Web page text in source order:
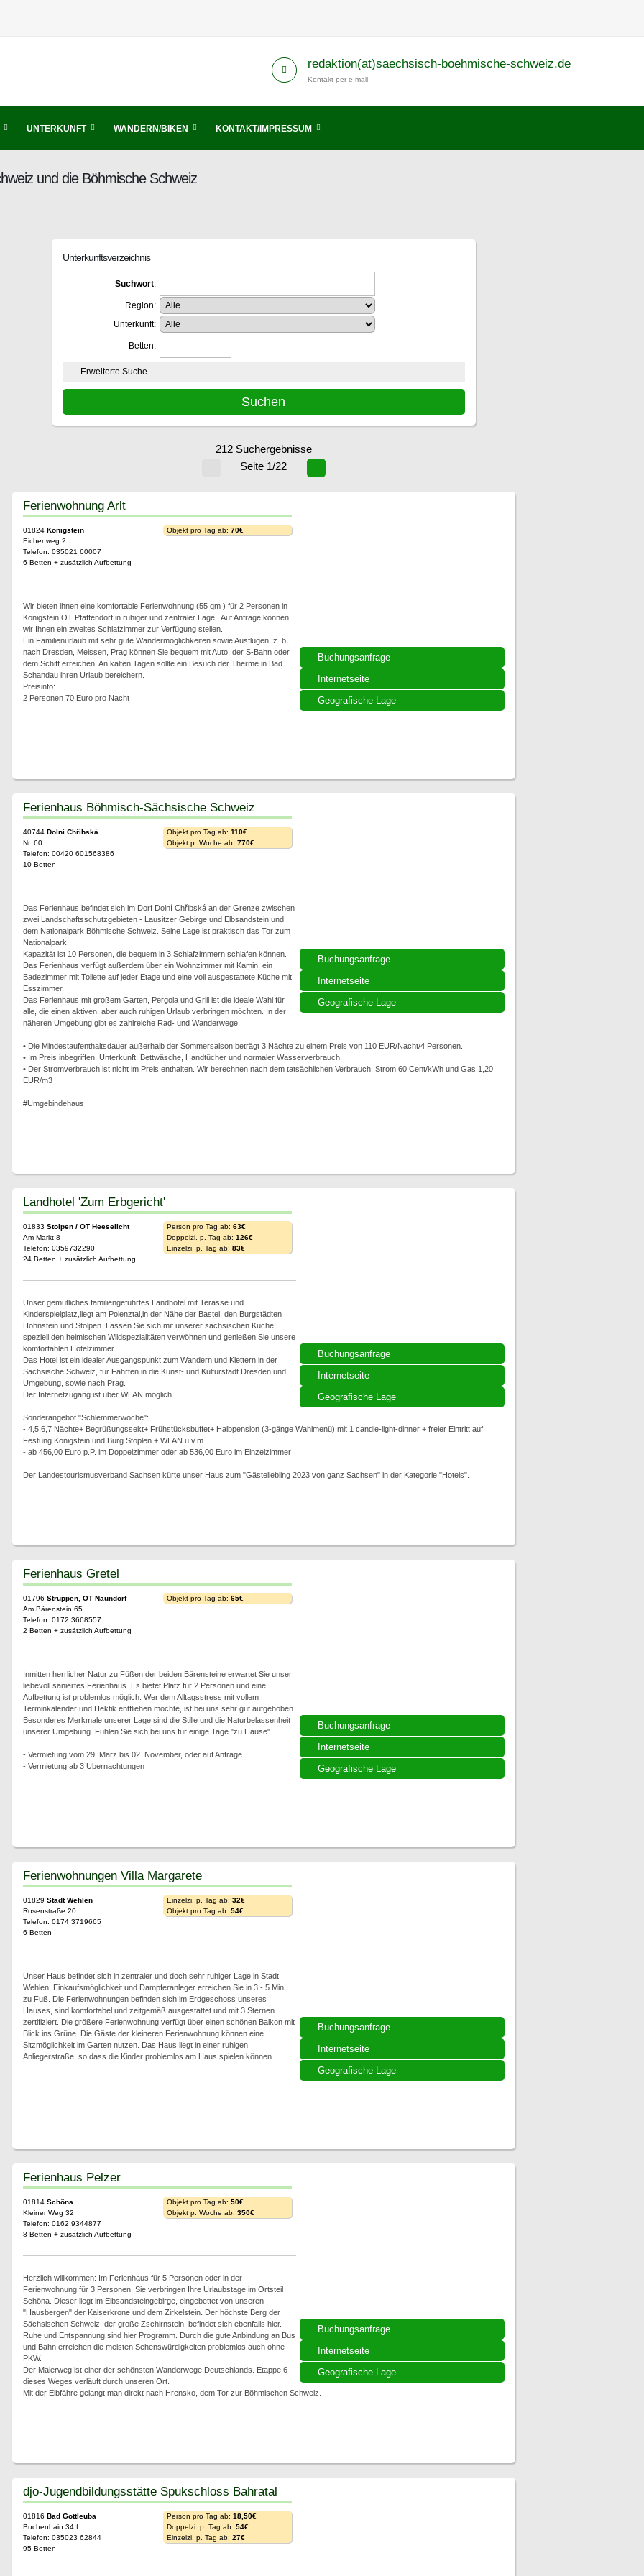
redaktion(at)saechsisch-boehmische-schweiz.de
Kontakt per e-mail
UNTERKUNFT WANDERN/BIKEN KONTAKT/IMPRESSUM
und die Böhmische Schweiz
Unterkunftsverzeichnis
Suchwort:
Region:
Unterkunft:
Betten:
Erweiterte Suche
212 Suchergebnisse
Seite 1/22
Buchungsanfrage
Internetseite
Geografische Lage
Ferienwohnung Arlt
01824 Königstein
Eichenweg 2
Telefon: 035021 60007
6 Betten + zusätzlich Aufbettung
Objekt pro Tag ab: 70€
Wir bieten ihnen eine komfortable Ferienwohnung (55 qm ) für 2 Personen in
Königstein OT Pfaffendorf in ruhiger und zentraler Lage . Auf Anfrage können
wir Ihnen ein zweites Schlafzimmer zur Verfügung stellen.
Ein Familienurlaub mit sehr gute Wandermöglichkeiten sowie Ausflügen, z. b.
nach Dresden, Meissen, Prag können Sie bequem mit Auto, der S-Bahn oder
dem Schiff erreichen. An kalten Tagen sollte ein Besuch der Therme in Bad
Schandau ihren Urlaub bereichern.
Preisinfo:
2 Personen 70 Euro pro Nacht
Buchungsanfrage
Internetseite
Geografische Lage
Ferienhaus Böhmisch-Sächsische Schweiz
40744 Dolní Chřibská
Nr. 60
Telefon: 00420 601568386
10 Betten
Objekt pro Tag ab: 110€
Objekt p. Woche ab: 770€
Das Ferienhaus befindet sich im Dorf Dolní Chřibská an der Grenze zwischen
zwei Landschaftsschutzgebieten - Lausitzer Gebirge und Elbsandstein und
dem Nationalpark Böhmische Schweiz. Seine Lage ist praktisch das Tor zum
Nationalpark.
Kapazität ist 10 Personen, die bequem in 3 Schlafzimmern schlafen können.
Das Ferienhaus verfügt außerdem über ein Wohnzimmer mit Kamin, ein
Badezimmer mit Toilette auf jeder Etage und eine voll ausgestattete Küche mit
Esszimmer.
Das Ferienhaus mit großem Garten, Pergola und Grill ist die ideale Wahl für
alle, die einen aktiven, aber auch ruhigen Urlaub verbringen möchten. In der
näheren Umgebung gibt es zahlreiche Rad- und Wanderwege.
• Die Mindestaufenthaltsdauer außerhalb der Sommersaison beträgt 3 Nächte zu einem Preis von 110 EUR/Nacht/4 Personen.
• Im Preis inbegriffen: Unterkunft, Bettwäsche, Handtücher und normaler Wasserverbrauch.
• Der Stromverbrauch ist nicht im Preis enthalten. Wir berechnen nach dem tatsächlichen Verbrauch: Strom 60 Cent/kWh und Gas 1,20
EUR/m3
#Umgebindehaus
Buchungsanfrage
Internetseite
Geografische Lage
Landhotel 'Zum Erbgericht'
01833 Stolpen / OT Heeselicht
Am Markt 8
Telefon: 0359732290
24 Betten + zusätzlich Aufbettung
Person pro Tag ab: 63€
Doppelzi. p. Tag ab: 126€
Einzelzi. p. Tag ab: 83€
Unser gemütliches familiengeführtes Landhotel mit Terasse und
Kinderspielplatz,liegt am Polenztal,in der Nähe der Bastei, den Burgstädten
Hohnstein und Stolpen. Lassen Sie sich mit unserer sächsischen Küche;
speziell den heimischen Wildspezialitäten verwöhnen und genießen Sie unsere
komfortablen Hotelzimmer.
Das Hotel ist ein idealer Ausgangspunkt zum Wandern und Klettern in der
Sächsische Schweiz, für Fahrten in die Kunst- und Kulturstadt Dresden und
Umgebung, sowie nach Prag.
Der Internetzugang ist über WLAN möglich.
Sonderangebot "Schlemmerwoche":
- 4,5,6,7 Nächte+ Begrüßungssekt+ Frühstücksbuffet+ Halbpension (3-gänge Wahlmenü) mit 1 candle-light-dinner + freier Eintritt auf
Festung Königstein und Burg Stoplen + WLAN u.v.m.
- ab 456,00 Euro p.P. im Doppelzimmer oder ab 536,00 Euro im Einzelzimmer
Der Landestourismusverband Sachsen kürte unser Haus zum "Gästeliebling 2023 von ganz Sachsen" in der Kategorie "Hotels".
Buchungsanfrage
Internetseite
Geografische Lage
Ferienhaus Gretel
01796 Struppen, OT Naundorf
Am Bärenstein 65
Telefon: 0172 3668557
2 Betten + zusätzlich Aufbettung
Objekt pro Tag ab: 65€
Inmitten herrlicher Natur zu Füßen der beiden Bärensteine erwartet Sie unser
liebevoll saniertes Ferienhaus. Es bietet Platz für 2 Personen und eine
Aufbettung ist problemlos möglich. Wer dem Alltagsstress mit vollem
Terminkalender und Hektik entfliehen möchte, ist bei uns sehr gut aufgehoben.
Besonderes Merkmale unserer Lage sind die Stille und die Naturbelassenheit
unserer Umgebung. Fühlen Sie sich bei uns für einige Tage "zu Hause".
- Vermietung vom 29. März bis 02. November, oder auf Anfrage
- Vermietung ab 3 Übernachtungen
Buchungsanfrage
Internetseite
Geografische Lage
Ferienwohnungen Villa Margarete
01829 Stadt Wehlen
Rosenstraße 20
Telefon: 0174 3719665
6 Betten
Einzelzi. p. Tag ab: 32€
Objekt pro Tag ab: 54€
Unser Haus befindet sich in zentraler und doch sehr ruhiger Lage in Stadt
Wehlen. Einkaufsmöglichkeit und Dampferanleger erreichen Sie in 3 - 5 Min.
zu Fuß. Die Ferienwohnungen befinden sich im Erdgeschoss unseres
Hauses, sind komfortabel und zeitgemäß ausgestattet und mit 3 Sternen
zertifiziert. Die größere Ferienwohnung verfügt über einen schönen Balkon mit
Blick ins Grüne. Die Gäste der kleineren Ferienwohnung können eine
Sitzmöglichkeit im Garten nutzen. Das Haus liegt in einer ruhigen
Anliegerstraße, so dass die Kinder problemlos am Haus spielen können.
Buchungsanfrage
Internetseite
Geografische Lage
Ferienhaus Pelzer
01814 Schöna
Kleiner Weg 32
Telefon: 0162 9344877
8 Betten + zusätzlich Aufbettung
Objekt pro Tag ab: 50€
Objekt p. Woche ab: 350€
Herzlich willkommen: Im Ferienhaus für 5 Personen oder in der
Ferienwohnung für 3 Personen. Sie verbringen Ihre Urlaubstage im Ortsteil
Schöna. Dieser liegt im Elbsandsteingebirge, eingebettet von unseren
"Hausbergen" der Kaiserkrone und dem Zirkelstein. Der höchste Berg der
Sächsischen Schweiz, der große Zschirnstein, befindet sich ebenfalls hier.
Ruhe und Entspannung sind hier Programm. Durch die gute Anbindung an Bus
und Bahn erreichen die meisten Sehenswürdigkeiten problemlos auch ohne
PKW.
Der Malerweg ist einer der schönsten Wanderwege Deutschlands. Etappe 6
dieses Weges verläuft durch unseren Ort.
Mit der Elbfähre gelangt man direkt nach Hrensko, dem Tor zur Böhmischen Schweiz.
djo-Jugendbildungsstätte Spukschloss Bahratal
01816 Bad Gottleuba
Buchenhain 34 f
Telefon: 035023 62844
95 Betten
Person pro Tag ab: 18,50€
Doppelzi. p. Tag ab: 54€
Einzelzi. p. Tag ab: 27€